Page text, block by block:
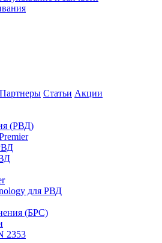
Партнеры Статьи Акции
(РВД)
для РВД
(БРС)
2353